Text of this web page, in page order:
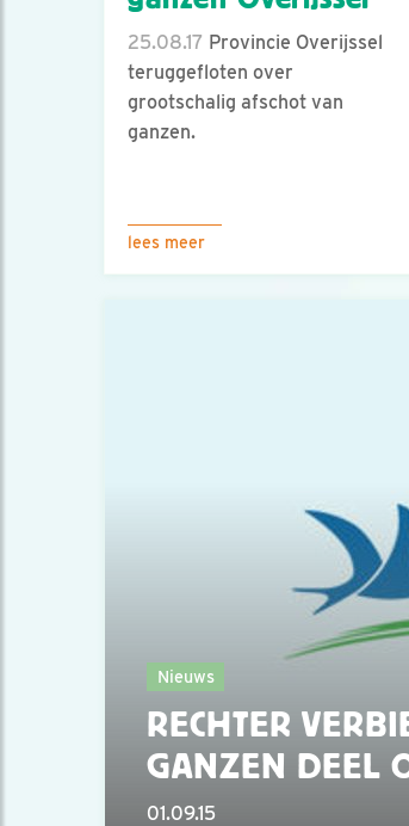
25.08.17 Provincie Overijssel
teruggefloten over
grootschalig afschot van
ganzen.
lees meer
Nieuws
RECHTER
GANZEN DEEL
01.09.15